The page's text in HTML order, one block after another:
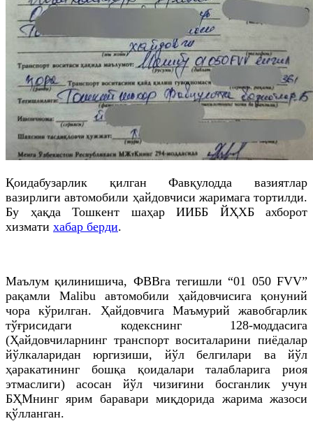
Қоидабузарлик қилган Фавқулодда вазиятлар
вазирлиги автомобили ҳайдовчиси жаримага тортилди.
Бу ҳақда Тошкент шаҳар ИИББ ЙҲХБ ахборот
хизмати хабар берди.
Маълум қилинишича, ФВВга тегишли “01 050 FVV”
рақамли Malibu автомобили ҳайдовчисига қонуний
чора кўрилган. Ҳайдовчига Маъмурий жавобгарлик
тўғрисидаги кодекснинг 128-моддасига
(Ҳайдовчиларнинг транспорт воситаларини пиёдалар
йўлкаларидан юргизиши, йўл белгилари ва йўл
ҳаракатининг бошқа қоидалари талабларига риоя
этмаслиги) асосан йўл чизиғини босганлик учун
БҲМнинг ярим баравари миқдорида жарима жазоси
қўлланган.